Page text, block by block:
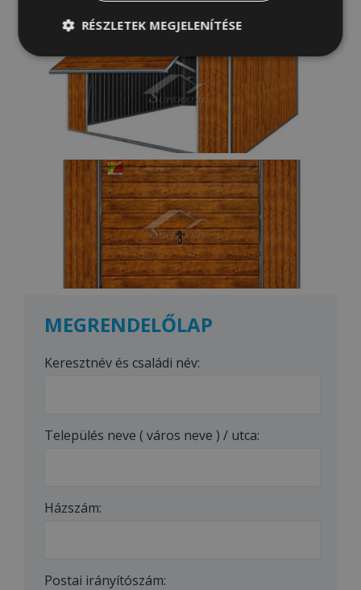
MEGRENDELŐLAP
Keresztnév és családi név:
Település neve ( város neve ) / utca:
Házszám:
Postai irányítószám:
RÉSZLETEK MEGJELENÍTÉSE
Elengedhetetlenül
szükséges
Teljesítmény
Célzás Funkcionalitás
Besorolatlan